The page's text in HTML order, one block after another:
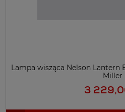
Lampa wisząca Nelson Lantern
Miller
3